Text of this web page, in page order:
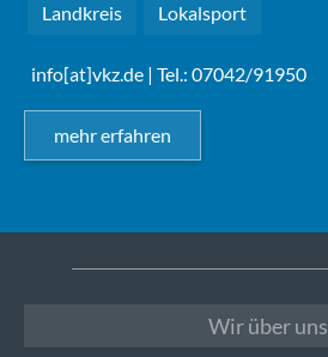
Landkreis Lokalsport
info[at]vkz.de | Tel.: 07042/91950
mehr erfahren
Wir über uns